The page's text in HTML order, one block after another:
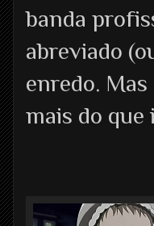
banda
abreviado
enredo.
mais do que